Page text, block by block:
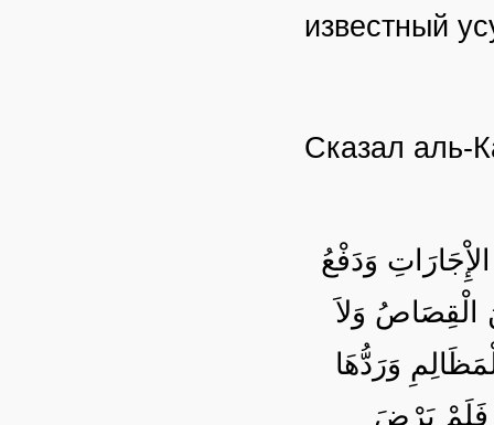
известный
Сказал аль-
وَدَفْعُ
الْقِصَاصُ وَلاَ
وَرَدُّهَا
فَلَمْ يَرْضَ